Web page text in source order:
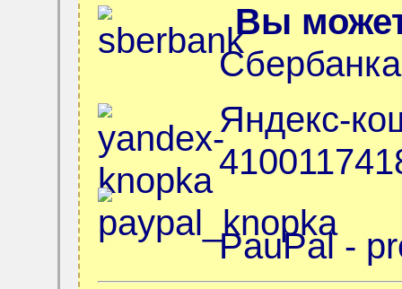
Вы
Яндекс-
PauPal -